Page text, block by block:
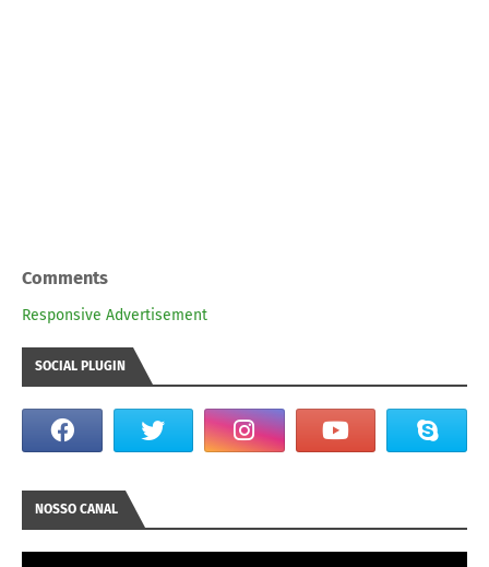
Comments
Responsive Advertisement
SOCIAL PLUGIN
NOSSO CANAL